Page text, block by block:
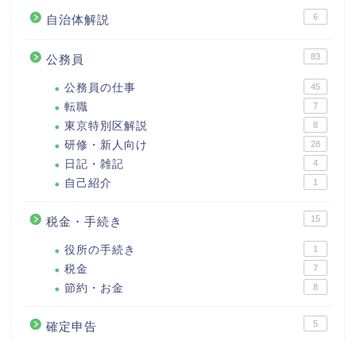
自治体解説 6
公務員 83
公務員の仕事 45
転職 7
東京特別区解説 8
研修・新人向け 28
日記・雑記 4
自己紹介 1
税金・手続き 15
役所の手続き 1
税金 7
節約・お金 8
確定申告 5